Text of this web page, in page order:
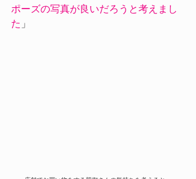
ポーズの写真が良いだろうと考えまし
た 」